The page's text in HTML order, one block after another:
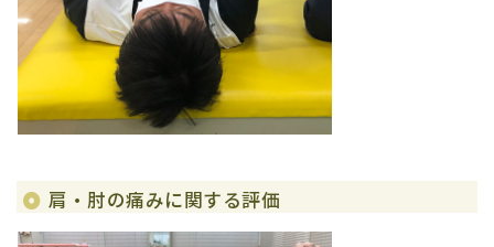
肩・肘の痛みに関する評価